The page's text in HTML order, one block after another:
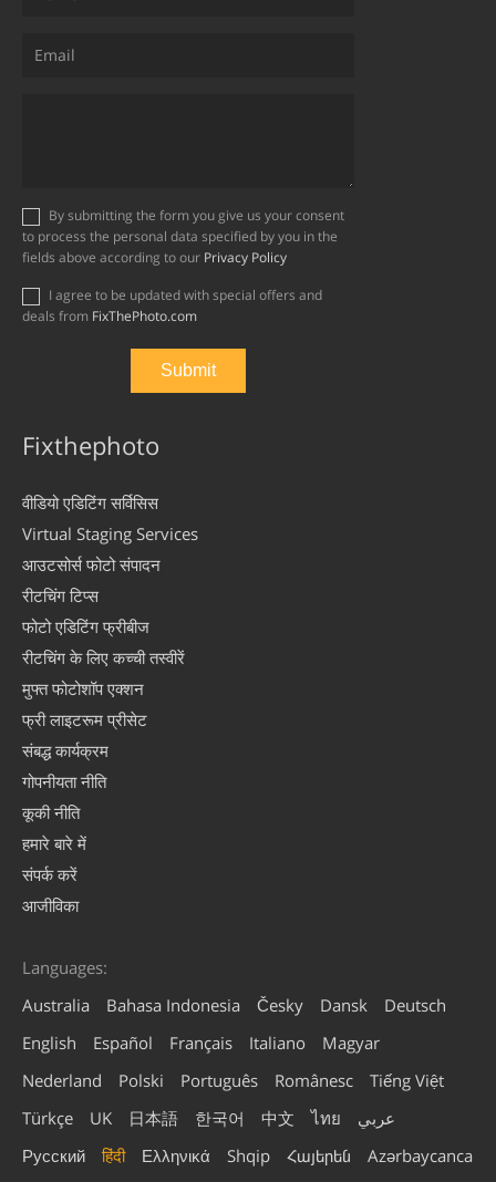
to process the personal data specified by you in the
fields above according to our Privacy Policy
deals from FixThePhoto.com
Fixthephoto
वीडियो एडिटिंग सर्विसिस
Virtual Staging Services
आउटसोर्स फोटो संपादन
रीटचिंग टिप्स
फोटो एडिटिंग फ्रीबीज
रीटचिंग के लिए कच्ची तस्वीरें
मुफ्त फोटोशॉप एक्शन
फ्री लाइटरूम प्रीसेट
संबद्ध कार्यक्रम
गोपनीयता नीति
कूकी नीति
हमारे बारे में
संपर्क करें
आजीविका
Languages:
Australia
Bahasa Indonesia Česky Dansk
Deutsch
English
Español Français Italiano
Magyar
Nederland
Polski Português Românesc
Tiếng Việt
Türkçe
UK 日本語 한국어 中文 ไทย
عربي
Русский
हिंदी Ελληνικά Shqip Հայերեն
Azərbaycanca